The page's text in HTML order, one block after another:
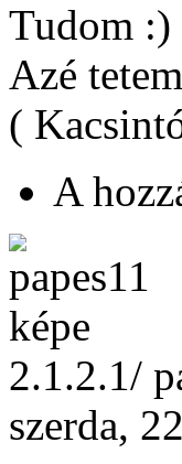
Tudom :)
Azé
(
A
2.1.2.1/
szerda,